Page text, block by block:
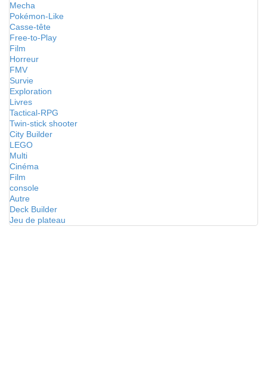
Mecha
Pokémon-Like
Casse-tête
Free-to-Play
Film
Horreur
FMV
Survie
Exploration
Livres
Tactical-RPG
Twin-stick shooter
City Builder
LEGO
Multi
Cinéma
Film
console
Autre
Deck Builder
Jeu de plateau